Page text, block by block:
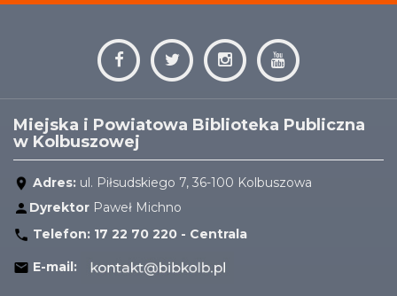
Miejska i Powiatowa Biblioteka Publiczna
w Kolbuszowej
Adres: ul. Piłsudskiego 7, 36-100 Kolbuszowa
Dyrektor Paweł Michno
Telefon: 17 22 70 220 - Centrala
E-mail: